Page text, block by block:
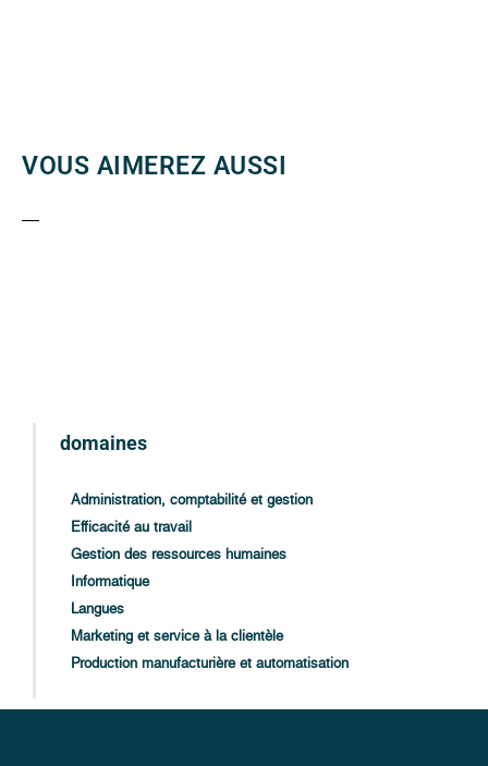
VOUS AIMEREZ AUSSI
domaines
Administration, comptabilité et gestion
Efficacité au travail
Gestion des ressources humaines
Informatique
Langues
Marketing et service à la clientèle
Production manufacturière et automatisation